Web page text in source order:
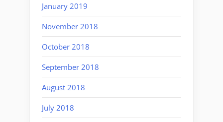
January 2019
November 2018
October 2018
September 2018
August 2018
July 2018